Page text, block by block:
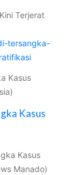
Terjerat
tersangka-
Kasus
Kasus
Kasus
Manado)